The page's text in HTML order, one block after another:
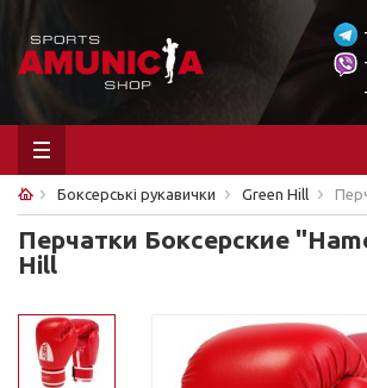
Боксерські рукавички Green Hill
Перчатки Боксерские
Hill